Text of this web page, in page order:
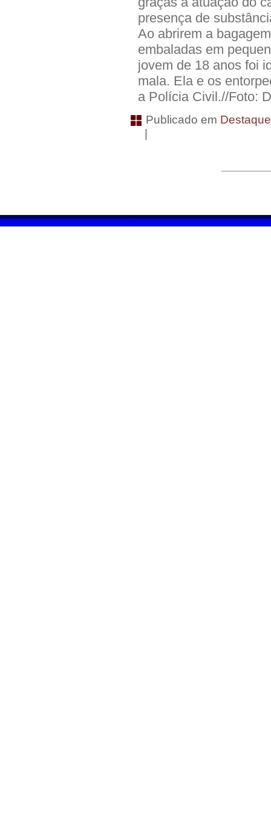
presença de
Ao abrirem a
embaladas em
jovem de 18 anos foi
mala. Ela e os
a Polícia Civil.//Foto:
Publicado em